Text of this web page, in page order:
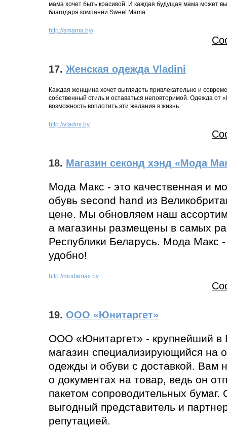
мама хочет быть красивой. И каждая будущая мама может
благодаря компании Sweet Mama.
http://smama.by/
17. Женская одежда Vladini
Каждая женщина хочет выглядеть привлекательно и
собственный стиль и оставаться неповторимой. Одежда от
возможность воплотить эти желания в жизнь.
http://vladini.by
18. Магазин секонд хэнд «Мода
Мода Макс - это качественная и
обувь second hand из
цене. Мы обновляем наш
а магазины размещены в самых
Республики Беларусь. Мода Макс
удобно!
http://modamax.by
19. ООО «Юнитаргет»
ООО «Юнитаргет» - крупнейший в
магазин специализирующийся на
одежды и обуви с доставкой. Вам
о документах на товар, ведь он
пакетом сопроводительных
выгодный представитель и
репутацией.